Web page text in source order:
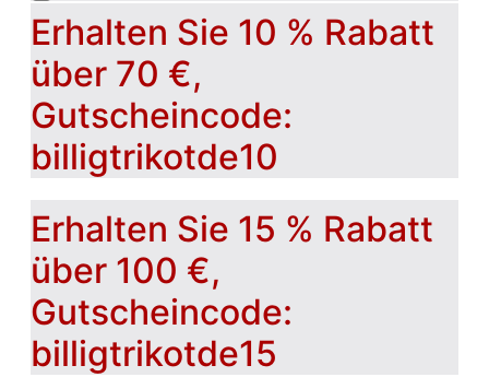
Erhalten Sie 10 % Rabatt
über 70 €,
Gutscheincode:
billigtrikotde10
Erhalten Sie 15 % Rabatt
über 100 €,
Gutscheincode:
billigtrikotde15